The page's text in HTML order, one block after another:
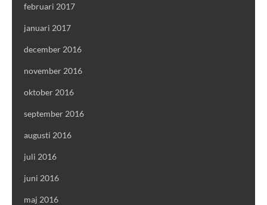
februari 2017
januari 2017
december 2016
november 2016
oktober 2016
september 2016
augusti 2016
juli 2016
juni 2016
maj 2016